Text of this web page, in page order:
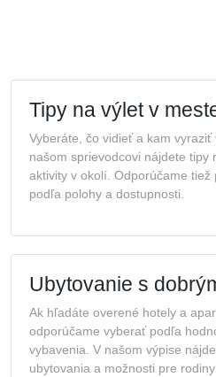
Tipy na výlet v
Vyberáte, čo vidieť a kam vyraziť
našom sprievodcovi nájdete tipy
aktivity v okolí. Odporúčame tiež
podľa polohy a dostupnosti.
Ubytovanie s
Ak hľadáte overené hotely a
odporúčame vyberať podľa
vybavenia. V našom výpise
ubytovania a možnosti pre